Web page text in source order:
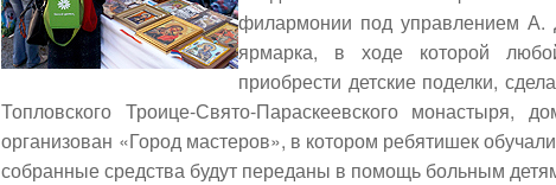
филармонии под управлением А.
ярмарка, в ходе которой
приобрести детские поделки,
Топловского Троице-Свято-Параскеевского
организован «Город мастеров», в котором ребятишек
собранные средства будут переданы в помощь больным